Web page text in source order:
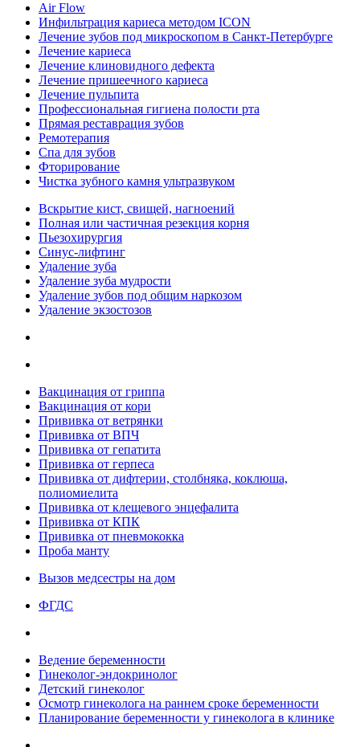
Air Flow
Инфильтрация кариеса методом ICON
Лечение зубов под микроскопом в Санкт-Петербурге
Лечение кариеса
Лечение клиновидного дефекта
Лечение пришеечного кариеса
Лечение пульпита
Профессиональная гигиена полости рта
Прямая реставрация зубов
Ремотерапия
Спа для зубов
Фторирование
Чистка зубного камня ультразвуком
Вскрытие кист, свищей, нагноений
Полная или частичная резекция корня
Пьезохирургия
Синус-лифтинг
Удаление зуба
Удаление зуба мудрости
Удаление зубов под общим наркозом
Удаление экзостозов
Вакцинация от гриппа
Вакцинация от кори
Прививка от ветрянки
Прививка от ВПЧ
Прививка от гепатита
Прививка от герпеса
Прививка от дифтерии, столбняка, коклюша,
полиомиелита
Прививка от клещевого энцефалита
Прививка от КПК
Прививка от пневмококка
Проба манту
Вызов медсестры на дом
ФГДС
Ведение беременности
Гинеколог-эндокринолог
Детский гинеколог
Осмотр гинеколога на раннем сроке беременности
Планирование беременности у гинеколога в клинике